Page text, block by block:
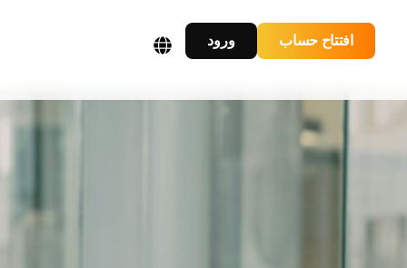
افتتاح حساب ورود